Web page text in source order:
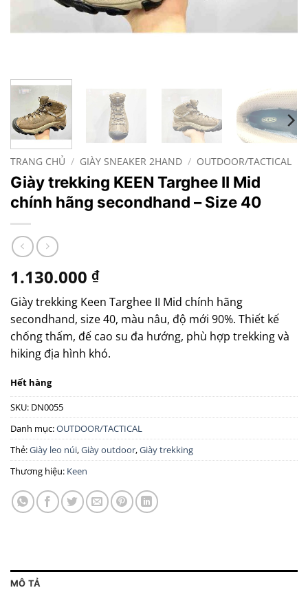
TRANG CHỦ / GIÀY SNEAKER 2HAND / OUTDOOR/TACTICAL
Giày trekking KEEN Targhee II Mid
chính hãng secondhand – Size 40
1.130.000 ₫
Giày trekking Keen Targhee II Mid chính hãng
secondhand, size 40, màu nâu, độ mới 90%. Thiết kế
chống thấm, đế cao su đa hướng, phù hợp trekking và
hiking địa hình khó.
Hết hàng
SKU: DN0055
Danh mục:OUTDOOR/TACTICAL
Thẻ:Giày leo núi,Giày outdoor,Giày trekking
Thương hiệu: Keen
MÔ TẢ